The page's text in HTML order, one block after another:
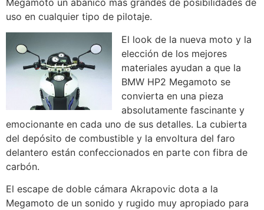
Megamoto un abanico más grandes de posibilidades de
uso en cualquier tipo de pilotaje.
El look de la nueva moto y la
elección de los mejores
materiales ayudan a que la
BMW HP2 Megamoto se
convierta en una pieza
absolutamente fascinante y
emocionante en cada uno de sus detalles. La cubierta
del depósito de combustible y la envoltura del faro
delantero están confeccionados en parte con fibra de
carbón.
El escape de doble cámara Akrapovic dota a la
Megamoto de un sonido y rugido muy apropiado para